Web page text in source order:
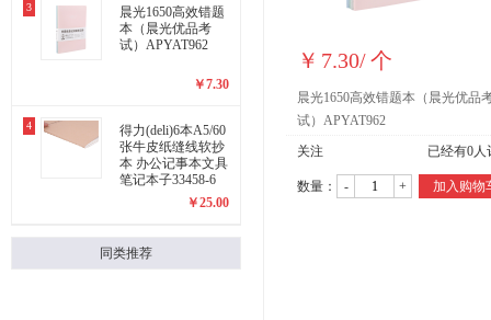
3
晨光1650高效错题
本（晨光优品考
试）APYAT962
￥7.30
4
得力(deli)6本A5/60
张牛皮纸缝线软抄
本 办公记事本文具
笔记本子33458-6
￥25.00
同类推荐
￥ 7.30/个
晨光1650高效错题本（晨光优品
试）APYAT962
关注
已经有0人
数量： - + 加入购物